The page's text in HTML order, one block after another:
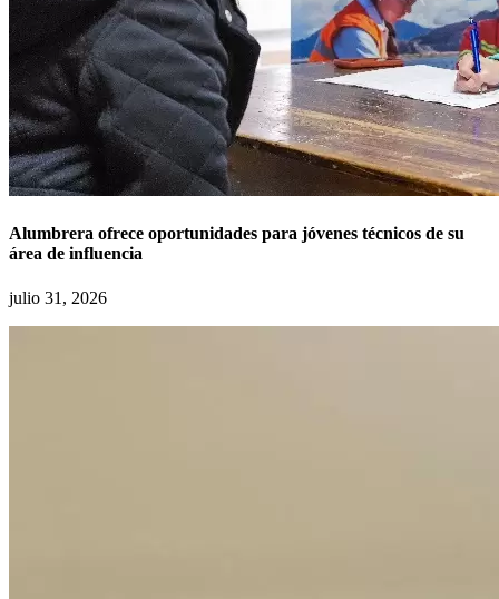
Alumbrera ofrece oportunidades para jóvenes técnicos de su
área de influencia
julio 31, 2026